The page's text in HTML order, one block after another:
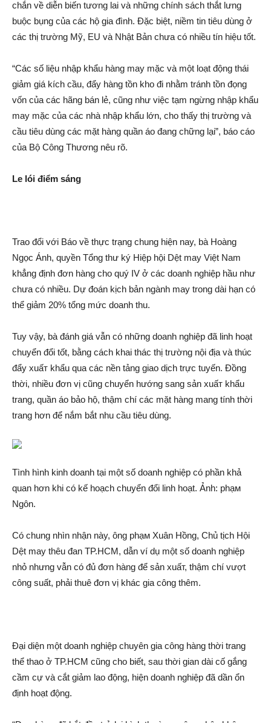
chắn về diễn biến tương lai và những chính sách thắt lưng
buộc bụn‌g của các hộ gia đình. Đặc biệt, niềm tin tiêu dùng ở
các thị trường Mỹ, EU và Nhật Bản chưa có nhiều tín hiệu tốt.
“Các số liệu nhập khẩu hàng may mặc và một loạt động thái
giảm giá kích cầu, đẩy hàng tồn kho đi nhằm tránh tồn đọng
vốn của các hãng bán lẻ, cũng như việc tạm ngừng nhập khẩu
may mặc của các nhà nhập khẩu lớn, cho thấy thị trường và
cầu tiêu dùng các mặt hàng quần áo đang chững lại”, báo cáo
của Bộ Công Thương nêu rõ.
Le lói điểm sáng
Trao đổi với Báo về thực trạng chung hiện nay, bà Hoàng
Ngọc Ánh, quyền Tổng thư ký Hiệp hội Dệt may Việt Nam
khẳng định đơn hàng cho quý IV ở các doanh nghiệp hầu như
chưa có nhiều. Dự đoán kịch bản ngành may trong dài hạn có
thể giảm 20% tổng mức doanh thu.
Tuy vậy, bà đánh giá vẫn có những doanh nghiệp đã linh hoạt
chuyển đổi tốt, bằng cách khai thác thị trường nội địa và thúc
đẩy xuấ‌т khẩu qua các nền tảng giao dịc‌h trực tuyến. Đồng
thời, nhiều đơn vị cũng chuyển hướng sang sản xuấ‌т khẩu
trang, quần áo bảo hộ, thậm chí các mặt hàng mang tính thời
trang hơn để nắm bắt nhu cầu tiêu dùng.
Tình hình kinh doanh tại một số doanh nghiệp có phần khả
quan hơn khi có kế hoạch chuyển đổi linh hoạt. Ảnh: phạ‌м
Ngôn.
Có chung nhìn nhận này, ông phạ‌м Xuân Hồng, Chủ tịch Hội
Dệt may thêu đan TP.HCM, dẫn ví dụ một số doanh nghiệp
nhỏ nhưng vẫn có đủ đơn hàng để sản xuấ‌т, thậm chí vượt
công suất, phải thuê đơn vị khác gia công thêm.
Đại diện một doanh nghiệp chuyên gia công hàng thời trang
thể thao ở TP.HCM cũng cho biết, sau thời gian dài cố gắng
cầm cự và cắt giảm lao động, hiện doanh nghiệp đã dần ổn
định hoạt động.